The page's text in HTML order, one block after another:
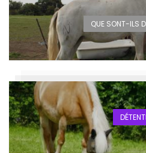
QUE SONT-ILS